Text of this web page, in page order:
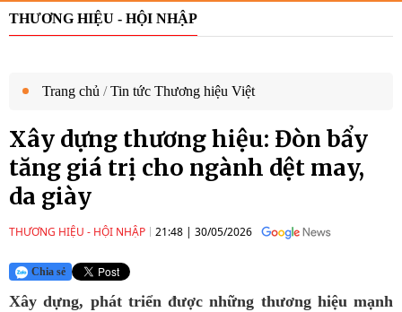
THƯƠNG HIỆU - HỘI NHẬP
Trang chủ /Tin tức Thương hiệu Việt
Xây dựng thương hiệu: Đòn bẩy
tăng giá trị cho ngành dệt may,
da giày
THƯƠNG HIỆU - HỘI NHẬP 21:48 | 30/05/2026
Chia sẻ
Xây dựng, phát triển được những thương hiệu mạnh